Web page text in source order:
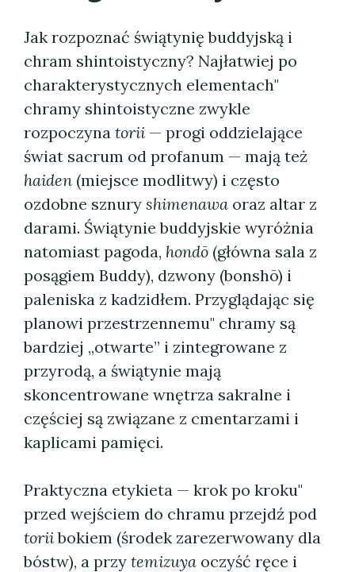
Jak rozpoznać świątynię buddyjską i
chram shintoistyczny? Najłatwiej po
charakterystycznych elementach"
chramy shintoistyczne zwykle
rozpoczyna torii — progi oddzielające
świat sacrum od profanum — mają też
haiden (miejsce modlitwy) i często
ozdobne sznury shimenawa oraz altar z
darami. Świątynie buddyjskie wyróżnia
natomiast pagoda, hondō (główna sala z
posągiem Buddy), dzwony (bonshō) i
paleniska z kadzidłem. Przyglądając się
planowi przestrzennemu" chramy są
bardziej „otwarte” i zintegrowane z
przyrodą, a świątynie mają
skoncentrowane wnętrza sakralne i
częściej są związane z cmentarzami i
kaplicami pamięci.
Praktyczna etykieta — krok po kroku"
przed wejściem do chramu przejdź pod
toriibokiem (środek zarezerwowany dla
bóstw), a przy temizuya oczyść ręce i